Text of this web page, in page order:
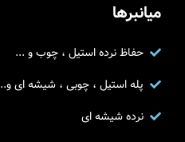
میانبرها
حفاظ نرده استیل ، چوب و ...
پله استیل ، چوبی ، شیشه ای و..
نرده شیشه ای